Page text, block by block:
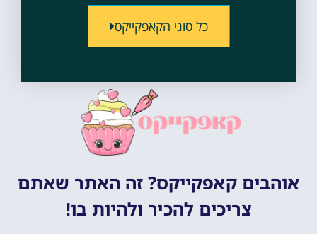
כל סוגי הקאפקייקס
אוהבים קאפקייקס? זה האתר שאתם
צריכים להכיר ולהיות בו!